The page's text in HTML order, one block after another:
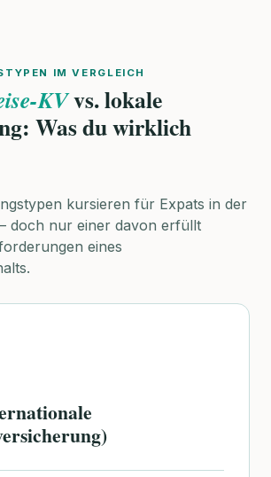
IM VERGLEICH
KVvs. lokale
Was du wirklich
kursieren für Expats in der
doch nur einer davon erfüllt
eines